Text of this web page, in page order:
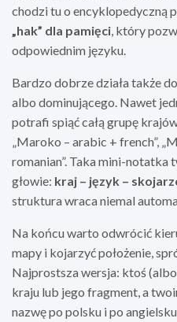
chodzi tu o encyklopedyczną
„hak” dla pamięci , który
odpowiednim języku.
Bardzo dobrze działa także
albo dominującego. Nawet
potrafi spiąć całą grupę
„Maroko – arabic + french”,
romanian”. Taka mini-notatka
głowie: kraj – język –
struktura wraca niemal
Na końcu warto odwrócić
mapy i kojarzyć położenie,
Najprostsza wersja: ktoś
kraju lub jego fragment, a
nazwę po polsku i po